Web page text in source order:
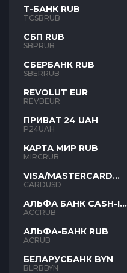
Т-БАНК RUB
TCSBRUB
СБП RUB
SBPRUB
СБЕРБАНК RUB
SBERRUB
REVOLUT EUR
REVBEUR
ПРИВАТ 24 UAH
P24UAH
КАРТА МИР RUB
MIRCRUB
VISA/MASTERCARD
USD
CARDUSD
АЛЬФА БАНК CASH-IN
RUB
ACCRUB
АЛЬФА-БАНК RUB
ACRUB
БЕЛАРУСБАНК BYN
BLRBBYN